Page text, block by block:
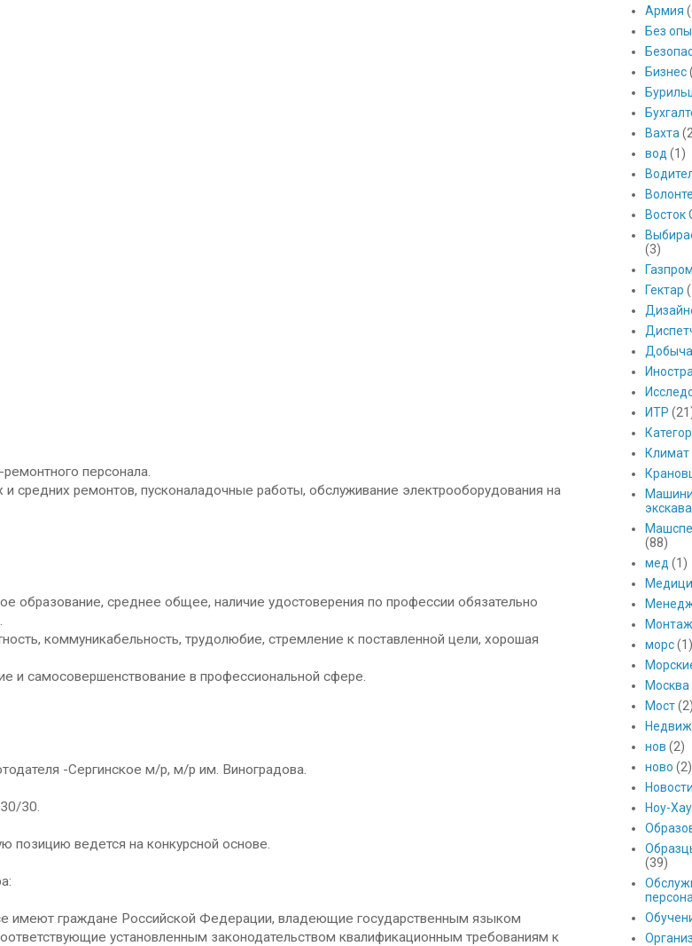
персонала.
средних ремонтов, пусконаладочные работы, обслуживание электрооборудования на
образование, среднее общее, наличие удостоверения по профессии обязательно
коммуникабельность, трудолюбие, стремление к поставленной цели, хорошая
и самосовершенствование в профессиональной сфере.
-Сергинское м/р, м/р им. Виноградова.
30.
позицию ведется на конкурсной основе.
имеют граждане Российской Федерации, владеющие государственным языком
установленным законодательством квалификационным требованиям к
Армия
Без
Бизнес
Вахта
вод (1)
Восток
(3)
Гектар
Добыча
ИТР
Климат
(88)
мед (1)
морс (1)
Москва
Мост
нов (2)
ново (2)
Ноу-Хау
(39)